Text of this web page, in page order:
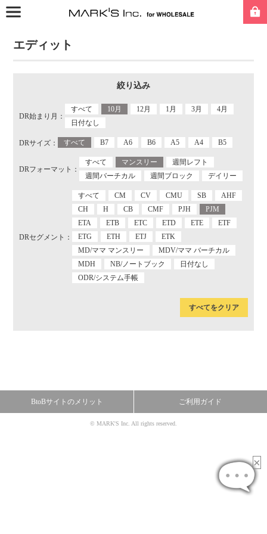
エディット
絞り込み
DR始まり月：
すべて 10月 12月 1月 3月
4月
日付なし
DRサイズ： すべて B7 A6 B6 A5 A4 B5
DRフォーマット：
すべて マンスリー
週間レフト
週間バーチカル
週間ブロック デイリー
DRセグメント：
すべて CM CV CMU SB
AHF
CH
H CB CMF PJH
PJM
ETA
ETB ETC ETD ETE
ETF
ETG
ETH ETJ
ETK
MD/ママ マンスリー
MDV/ママ バーチカル
MDH
NB/ノートブック
日付なし
ODR/システム手帳
すべてをクリア
BtoBサイトのメリット ご利用ガイド
© MARK'S Inc. All rights reserved.